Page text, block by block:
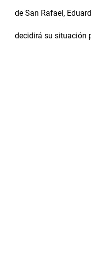
de San Rafael,
decidirá su situación